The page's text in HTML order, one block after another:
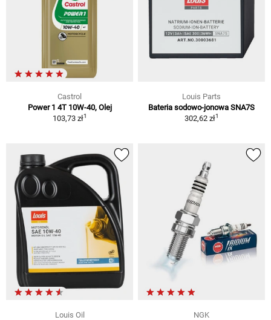
Castrol
Power 1 4T 10W-40, Olej
103,73 zł1
Louis Parts
Bateria sodowo-jonowa SNA7S
302,62 zł1
Louis Oil
NGK